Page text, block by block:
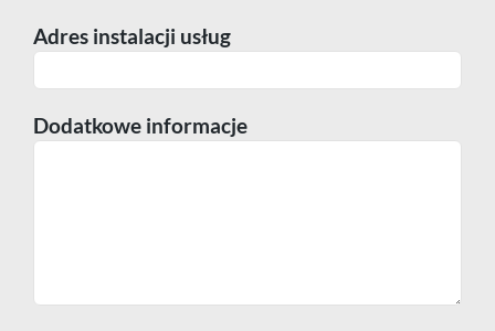
Adres instalacji usług
Dodatkowe informacje